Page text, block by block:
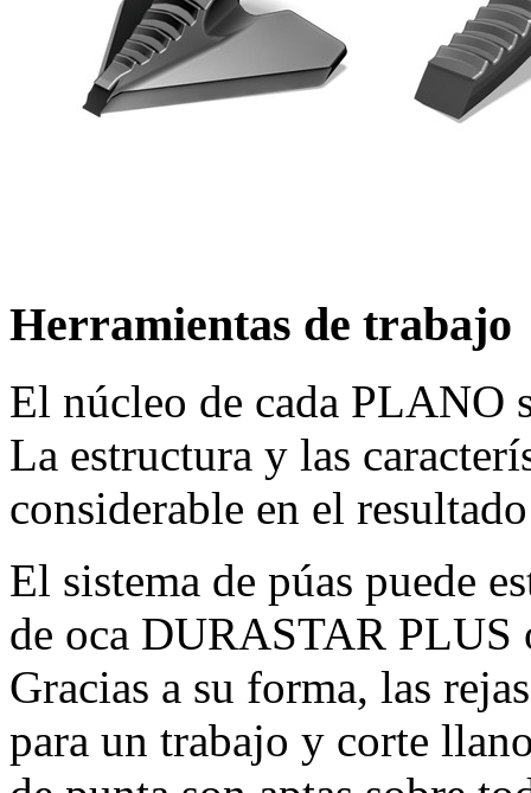
Herramientas de trabajo
El núcleo de cada PLANO
La estructura y las
considerable en el
El sistema de púas puede
de oca DURASTAR PLUS
Gracias a su forma, las
para un trabajo y corte